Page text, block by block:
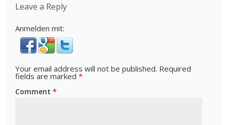
Leave a Reply
Anmelden mit:
Your email address will not be published. Required
fields are marked *
Comment *